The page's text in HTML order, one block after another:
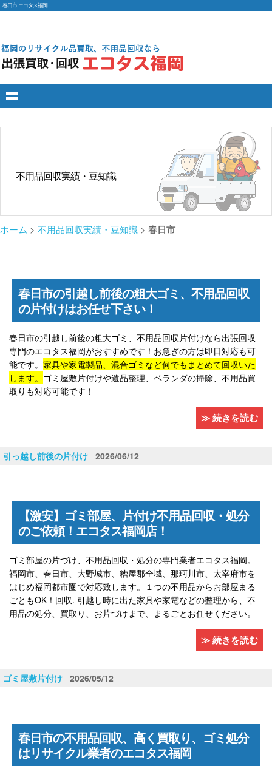
春日市 エコタス福岡
不用品回収実績・豆知識
ホーム > 不用品回収実績・豆知識 > 春日市
春日市の引越し前後の粗大ゴミ、不用品回収
の片付けはお任せ下さい！
春日市の引越し前後の粗大ゴミ、不用品回収片付けなら出張回収
専門のエコタス福岡がおすすめです！お急ぎの方は即日対応も可
能です。 家具や家電製品、混合ゴミなど何でもまとめて回収いた
します。 ゴミ屋敷片付けや遺品整理、ベランダの掃除、不用品買
取りも対応可能です！
≫ 続きを読む
引っ越し前後の片付け 2026/06/12
【激安】ゴミ部屋、片付け不用品回収・処分
のご依頼！エコタス福岡店！
ゴミ部屋の片づけ、不用品回収・処分の専門業者エコタス福岡。
福岡市、春日市、大野城市、糟屋郡全域、那珂川市、太宰府市を
はじめ福岡都市圏で対応致します。１つの不用品からお部屋まる
ごともOK！回収. 引越し時に出た家具や家電などの整理から、不
用品の処分、買取り、お片づけまで、まるごとお任せください。
≫ 続きを読む
ゴミ屋敷片付け 2026/05/12
春日市の不用品回収、高く買取り、ゴミ処分
はリサイクル業者のエコタス福岡